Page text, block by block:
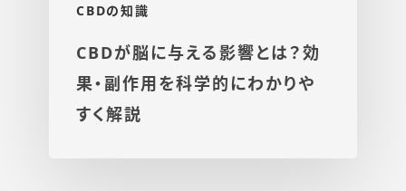
CBDの知識
CBDが脳に与える影響とは？効
果・副作用を科学的にわかりや
すく解説